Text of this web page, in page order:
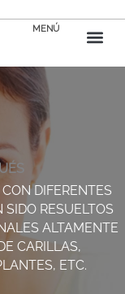
MENÚ
DIFERENTES
RESUELTOS
ALTAMENTE
CARILLAS,
ETC.